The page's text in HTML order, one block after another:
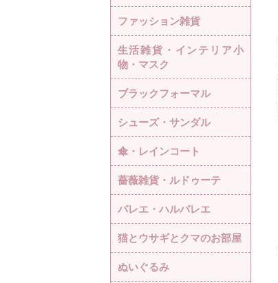
ファッション雑貨
生活雑貨・インテリア小
物・マスク
ブラックフォーマル
シューズ・サンダル
傘・レインコート
薔薇雑貨・ルドゥーテ
バレエ・ハルバレエ
猫とウサギとクマのお部屋
ぬいぐるみ